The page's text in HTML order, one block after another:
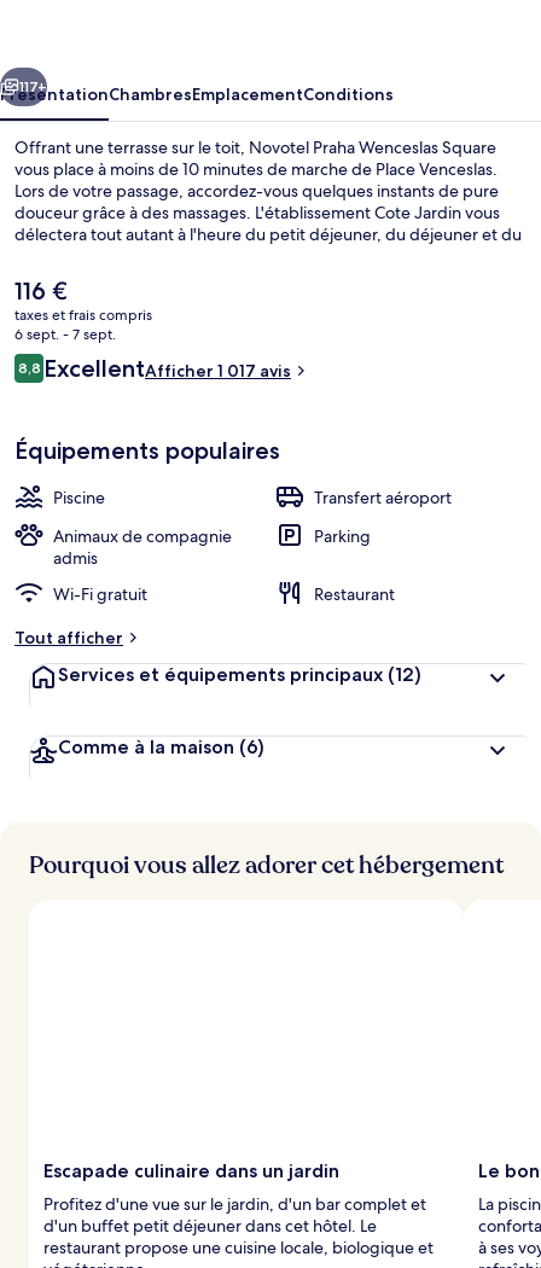
Suivant
117+
PrésentationChambresEmplacementConditions
Offrant une terrasse sur le toit, Novotel Praha Wenceslas Square
vous place à moins de 10 minutes de marche de Place Venceslas.
Lors de votre passage, accordez-vous quelques instants de pure
douceur grâce à des massages. L'établissement Cote Jardin vous
délectera tout autant à l'heure du petit déjeuner, du déjeuner et du
figurent également parmi les petits plus offerts. Les autres
voyageurs sont séduits par le personnel attentionné et l'accès facile
à pied. Les transports publics se situent à une courte distance à pied
: Station de métro I. P. Pavlova est à 2 min et Station de métro I. P.
Pavlova, à 5 min.
Le
prix
actuel
est
de
116 €
taxes et frais compris
6 sept. - 7 sept.
Avis
voyageurs
8,88,8 sur 10
ExcellentAfficher 1 017 avis
Équipements populaires
Piscine
Transfert aéroport
Animaux de compagnie
admis
Parking
Wi-Fi gratuit
Restaurant
Tout afficher
Services et équipements principaux (12)
Comme à la maison (6)
Pourquoi vous allez adorer cet hébergement
Escapade culinaire dans un jardin
Profitez d'une vue sur le jardin, d'un bar complet et
d'un buffet petit déjeuner dans cet hôtel. Le
restaurant propose une cuisine locale, biologique et
Le
La
à ses